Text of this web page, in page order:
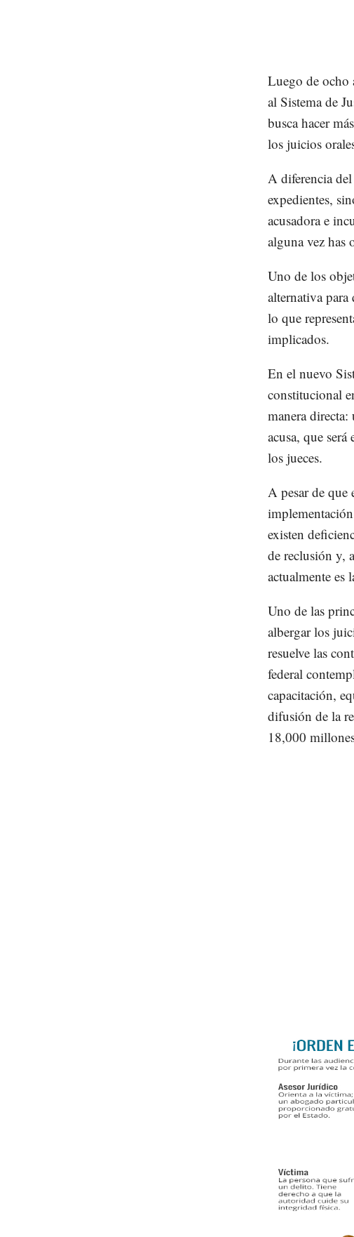
Luego de ocho
al Sistema de
busca hacer
los juicios
A diferencia
expedientes,
acusadora e
alguna vez has
Uno de los
alternativa
lo que
implicados.
En el nuevo
constitucional
manera
acusa, que
los jueces.
A pesar de que
existen
de reclusión y,
actualmente es
Uno de las
albergar los
resuelve las
federal
capacitación,
difusión de la
18,000